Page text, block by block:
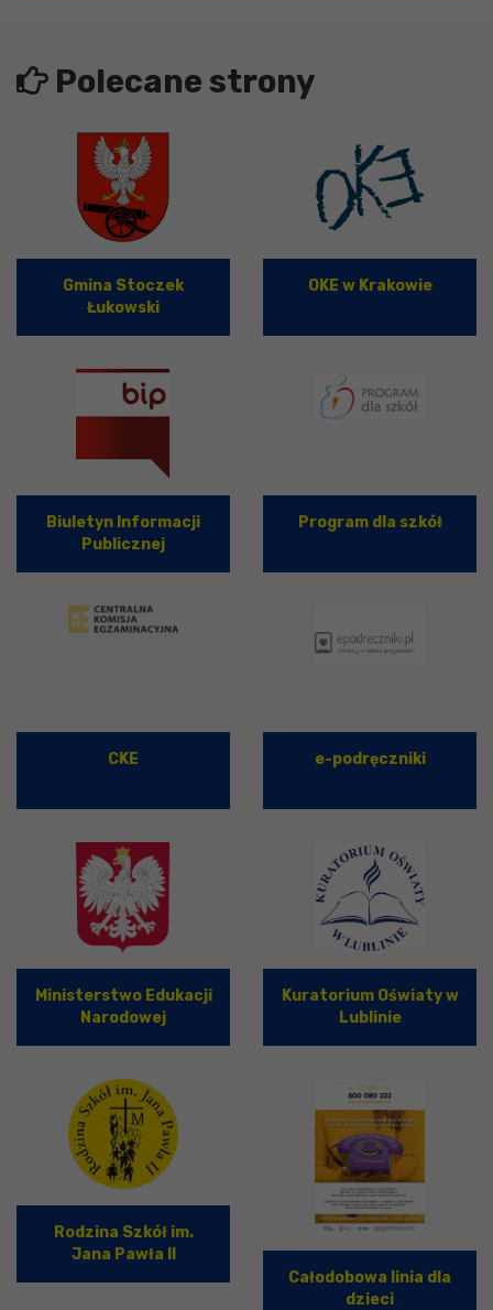
Polecane strony
Gmina Stoczek
Łukowski
OKE w Krakowie
Biuletyn Informacji
Publicznej
Program dla szkół
CKE e-podręczniki
Ministerstwo Edukacji
Narodowej
Kuratorium Oświaty w
Lublinie
Rodzina Szkół im.
Jana Pawła II
Całodobowa linia dla
dzieci